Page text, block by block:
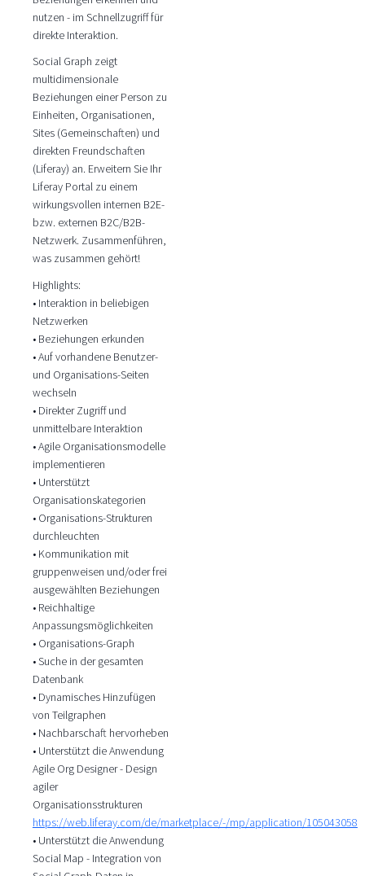
nutzen - im Schnellzugriff für
direkte Interaktion.
Social Graph zeigt
multidimensionale
Beziehungen einer Person zu
Einheiten, Organisationen,
Sites (Gemeinschaften) und
direkten Freundschaften
(Liferay) an. Erweitern Sie Ihr
Liferay Portal zu einem
wirkungsvollen internen B2E-
bzw. externen B2C/B2B-
Netzwerk. Zusammenführen,
was zusammen gehört!
Highlights:
• Interaktion in beliebigen
Netzwerken
• Beziehungen erkunden
• Auf vorhandene Benutzer-
und Organisations-Seiten
wechseln
• Direkter Zugriff und
unmittelbare Interaktion
• Agile Organisationsmodelle
implementieren
• Unterstützt
Organisationskategorien
• Organisations-Strukturen
durchleuchten
• Kommunikation mit
gruppenweisen und/oder frei
ausgewählten Beziehungen
• Reichhaltige
Anpassungsmöglichkeiten
• Organisations-Graph
• Suche in der gesamten
Datenbank
• Dynamisches Hinzufügen
von Teilgraphen
• Nachbarschaft hervorheben
• Unterstützt die Anwendung
Agile Org Designer - Design
agiler
Organisationsstrukturen
https://web.liferay.com/de/marketplace/-/mp/application/105043058
• Unterstützt die Anwendung
Social Map - Integration von